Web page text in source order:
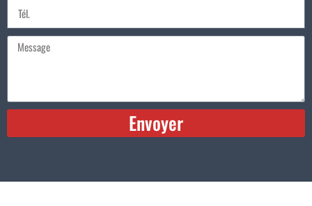
Envoyer